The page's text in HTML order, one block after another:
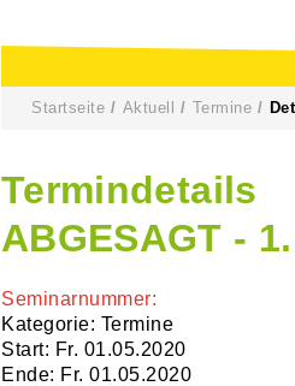
Startseite Aktuell Termine
Termindetails
ABGESAGT -
Seminarnummer:
Kategorie: Termine
Start: Fr. 01.05.2020
Ende: Fr. 01.05.2020